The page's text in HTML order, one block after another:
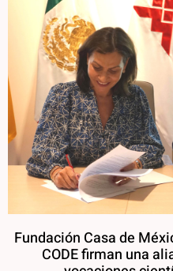
Fundación Casa de
CODE firman una